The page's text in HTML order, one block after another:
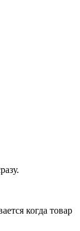
когда товар